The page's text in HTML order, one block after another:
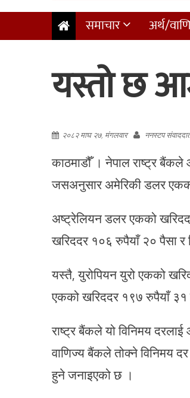
समाचार अर्थ/
यस्तो छ
२०८२ माघ २७, मंगलवार ननस्टप
काठमाडौँ । नेपाल राष्ट्र बैंकले
जसअनुसार अमेरिकी डलर
अष्ट्रेलियन डलर एकको
खरिददर १०६ रुपैयाँ २० पैसा र
यस्तै, युरोपियन युरो एकको
एकको खरिददर १९७ रुपैयाँ ३१
राष्ट्र बैंकले यो विनिमय
वाणिज्य बैंकले तोक्ने विनिमय
हुने जनाइएको छ ।